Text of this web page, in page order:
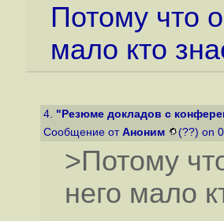
Потому что
мало кто
4. "Резюме докладов с
Сообщение от Аноним (??) on
>Потому
него мало